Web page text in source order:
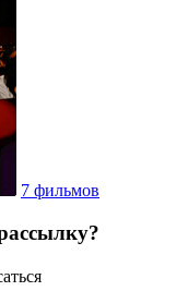
7 фильмов